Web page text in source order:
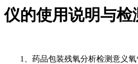
仪的使用说明与检
1、药品包装残氧分析检测意义氧